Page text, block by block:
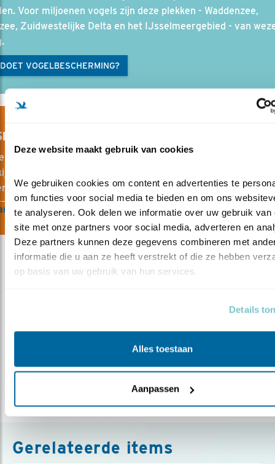
Deze website maakt gebruik van cookies
We gebruiken cookies om content en advertenties te
om functies voor social media te bieden en om ons
te analyseren. Ook delen we informatie over uw gebruik van
site met onze partners voor social media, adverteren en
Deze partners kunnen deze gegevens combineren met
informatie die u aan ze heeft verstrekt of die ze hebben
op basis van uw gebruik van hun services.
Details
Alles toestaan
Aanpassen
Voor miljoenen vogels zijn deze plekken - Waddenzee,
Zuidwestelijke Delta en het IJsselmeergebied - van
VOGELBESCHERMING?
VOGELBESCHERMING
webshop vind je alles voor en over vogels. Van vogelgidsen
tot nestkasten en vogelvoer. Met elke aankoop steun
help je kwetsbare vogels beschermen.
de webshop
haringvliet
tij natura2000
Deel dit bericht
Gerelateerde items